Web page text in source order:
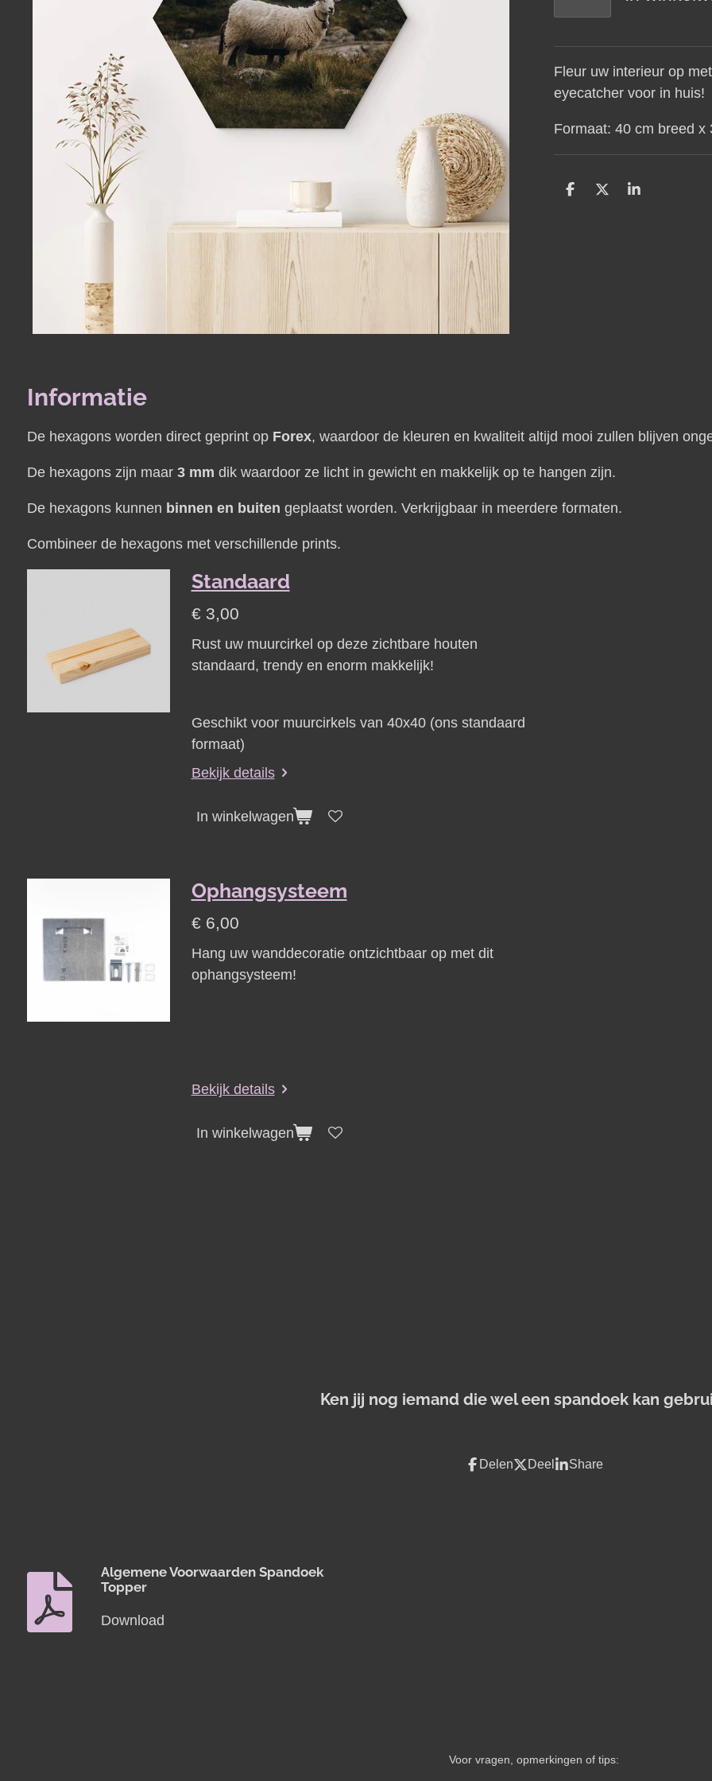
Fleur uw interieur op
eyecatcher voor in huis!
Formaat: 40 cm breed x
D
D
S
Informatie
De hexagons worden direct geprint op Forex, waardoor de kleuren en kwaliteit altijd mooi zullen blijven
De hexagons zijn maar 3 mm dik waardoor ze licht in gewicht en makkelijk op te hangen zijn.
De hexagons kunnen binnen en buiten geplaatst worden. Verkrijgbaar in meerdere formaten.
Combineer de hexagons met verschillende prints.
Standaard
€ 3,00
Rust uw muurcirkel op deze zichtbare houten
standaard, trendy en enorm makkelijk!
Geschikt voor muurcirkels van 40x40 (ons standaard
formaat)
Bekijk details
In winkelwagen
Ophangsysteem
€ 6,00
Hang uw wanddecoratie ontzichtbaar op met dit
ophangsysteem!
Bekijk details
In winkelwagen
Ken jij nog iemand die wel een spandoek kan
Delen Deel Share
Algemene Voorwaarden Spandoek
Topper
Download
Voor vragen, opmerkingen of tips: